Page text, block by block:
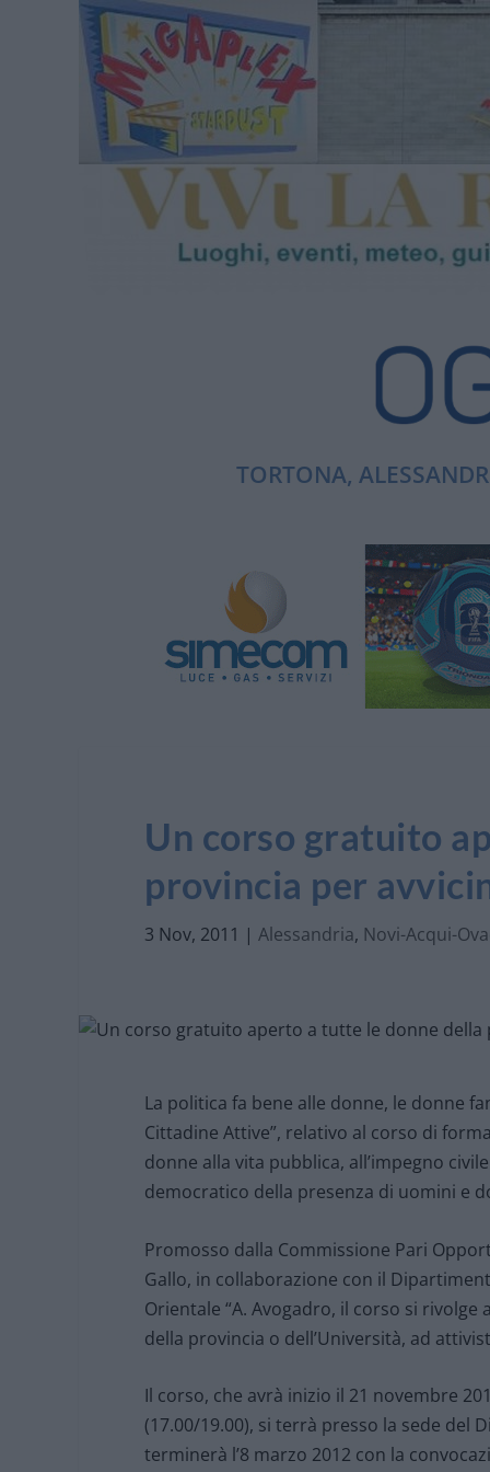
TORTONA,
Un corso gratuito
provincia per
3 Nov, 2011 | Alessandria, Novi-Acqui-
La politica fa bene alle donne, le donne
Cittadine Attive”, relativo al corso di
donne alla vita pubblica, all’impegno
democratico della presenza di uomini e
Promosso dalla Commissione Pari
Gallo, in collaborazione con il
Orientale “A. Avogadro, il corso si
della provincia o dell’Università, ad
Il corso, che avrà inizio il 21 novembre
(17.00/19.00), si terrà presso la sede del
terminerà l’8 marzo 2012 con la